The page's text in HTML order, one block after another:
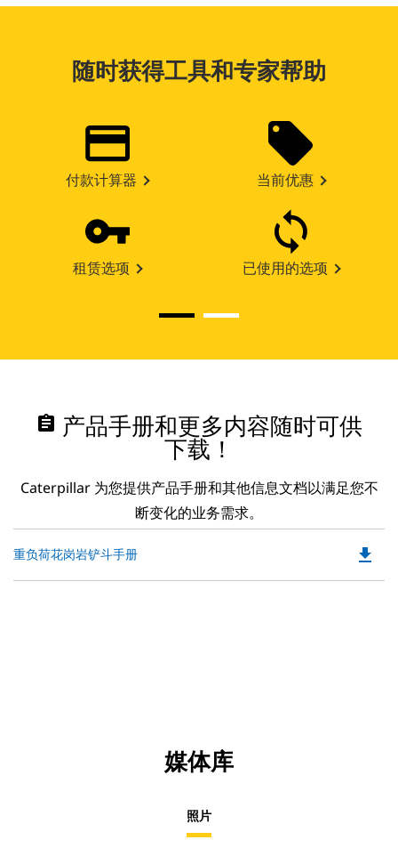
随时获得工具和专家帮助
付款计算器 当前优惠
租赁选项 已使用的选项
assignment 产品手册和更多内容随时可供
下载！
Caterpillar 为您提供产品手册和其他信息文档以满足您不
断变化的业务需求。
重负荷花岗岩铲斗手册 file_download
媒体库
照片